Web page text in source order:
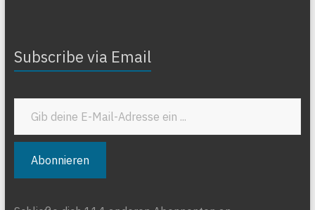
Subscribe via Email
Gib deine E-Mail-Adresse ein ...
Abonnieren